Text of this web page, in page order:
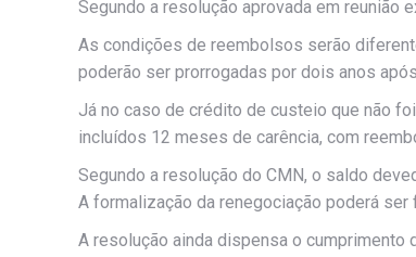
Segundo a resolução aprovada em reunião
As condições de reembolsos serão
poderão ser prorrogadas por dois anos
Já no caso de crédito de custeio que não
incluídos 12 meses de carência, com
Segundo a resolução do CMN, o saldo
A formalização da renegociação poderá
A resolução ainda dispensa o cumprimento